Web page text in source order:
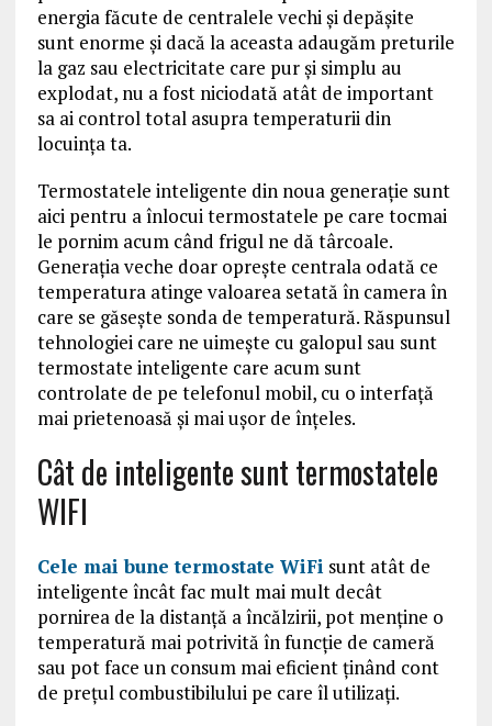
energia făcute de centralele vechi și depășite
sunt enorme și dacă la aceasta adaugăm preturile
la gaz sau electricitate care pur şi simplu au
explodat, nu a fost niciodată atât de important
sa ai control total asupra temperaturii din
locuința ta.
Termostatele inteligente din noua generație sunt
aici pentru a înlocui termostatele pe care tocmai
le pornim acum când frigul ne dă târcoale.
Generația veche doar oprește centrala odată ce
temperatura atinge valoarea setată în camera în
care se găsește sonda de temperatură. Răspunsul
tehnologiei care ne uimește cu galopul sau sunt
termostate inteligente care acum sunt
controlate de pe telefonul mobil, cu o interfață
mai prietenoasă și mai ușor de înțeles.
Cât de inteligente sunt termostatele
WIFI
Cele mai bune termostate WiFi sunt atât de
inteligente încât fac mult mai mult decât
pornirea de la distanță a încălzirii, pot menține o
temperatură mai potrivită în funcție de cameră
sau pot face un consum mai eficient ținând cont
de prețul combustibilului pe care îl utilizați.